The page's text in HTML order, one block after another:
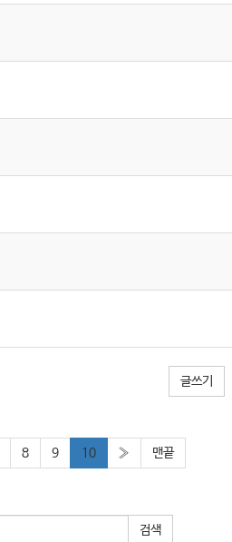
글쓰기
8 9 10 » 맨끝
검색